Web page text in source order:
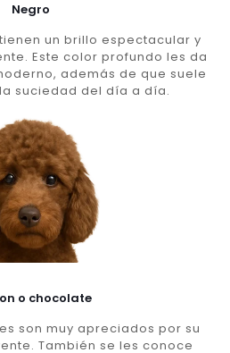
Negro
un brillo espectacular y
Este color profundo les da
además de que suele
suciedad del día a día.
o chocolate
son muy apreciados por su
También se les conoce